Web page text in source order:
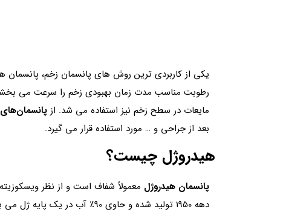
یکی از کاربردی ترین روش های پانسمان زخم، پانسمان
رطوبت مناسب مدت زمان بهبودی زخم را سرعت می بخشد.
مایعات در سطح زخم نیز استفاده می شد. از
بعد از جراحی و … مورد استفاده قرار می گیرد.
هیدروژل چیست؟
پانسمان هیدروژل معمولاً شفاف است و از نظر
دهه 1950 تولید شده و حاوی